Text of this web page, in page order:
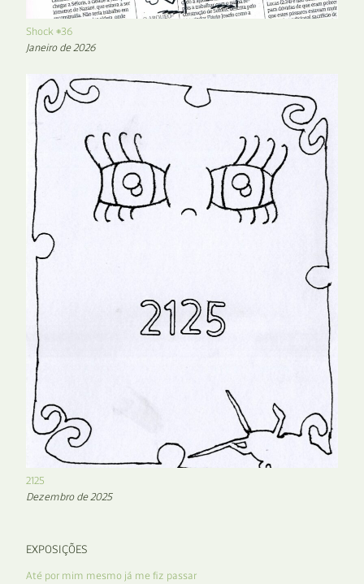
Shock #36
Janeiro de 2026
2125
Dezembro de 2025
EXPOSIÇÕES
Até por mim mesmo já me fiz passar